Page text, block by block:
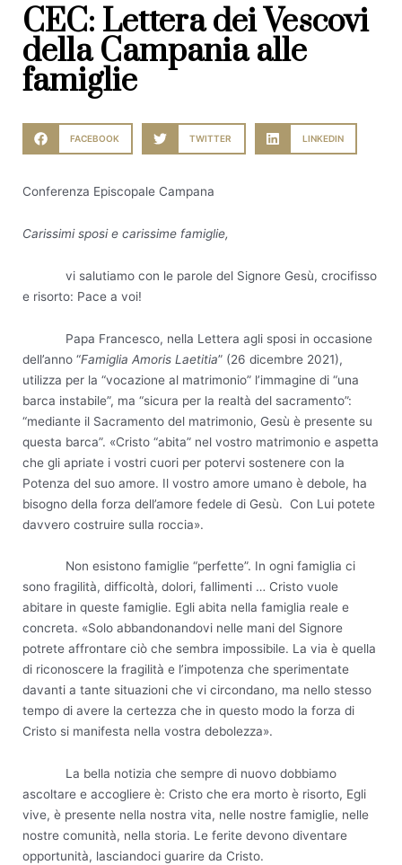
CEC: Lettera dei Vescovi
della Campania alle
famiglie
FACEBOOK TWITTER LINKEDIN
Conferenza Episcopale Campana
Carissimi sposi e carissime famiglie,
vi salutiamo con le parole del Signore Gesù, crocifisso
e risorto: Pace a voi!
Papa Francesco, nella Lettera agli sposi in occasione
dell’anno “Famiglia Amoris Laetitia” (26 dicembre 2021),
utilizza per la “vocazione al matrimonio” l’immagine di “una
barca instabile”, ma “sicura per la realtà del sacramento”:
“mediante il Sacramento del matrimonio, Gesù è presente su
questa barca”. «Cristo “abita” nel vostro matrimonio e aspetta
che gli apriate i vostri cuori per potervi sostenere con la
Potenza del suo amore. Il vostro amore umano è debole, ha
bisogno della forza dell’amore fedele di Gesù. Con Lui potete
davvero costruire sulla roccia».
Non esistono famiglie “perfette”. In ogni famiglia ci
sono fragilità, difficoltà, dolori, fallimenti … Cristo vuole
abitare in queste famiglie. Egli abita nella famiglia reale e
concreta. «Solo abbandonandovi nelle mani del Signore
potrete affrontare ciò che sembra impossibile. La via è quella
di riconoscere la fragilità e l’impotenza che sperimentate
davanti a tante situazioni che vi circondano, ma nello stesso
tempo di avere la certezza che in questo modo la forza di
Cristo si manifesta nella vostra debolezza».
La bella notizia che sempre di nuovo dobbiamo
ascoltare e accogliere è: Cristo che era morto è risorto, Egli
vive, è presente nella nostra vita, nelle nostre famiglie, nelle
nostre comunità, nella storia. Le ferite devono diventare
opportunità, lasciandoci guarire da Cristo.